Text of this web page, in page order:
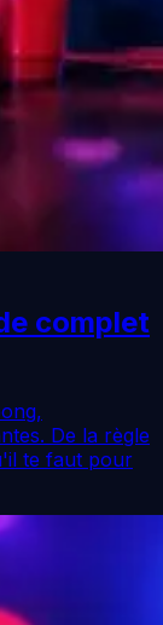
complet
De la règle
te faut pour